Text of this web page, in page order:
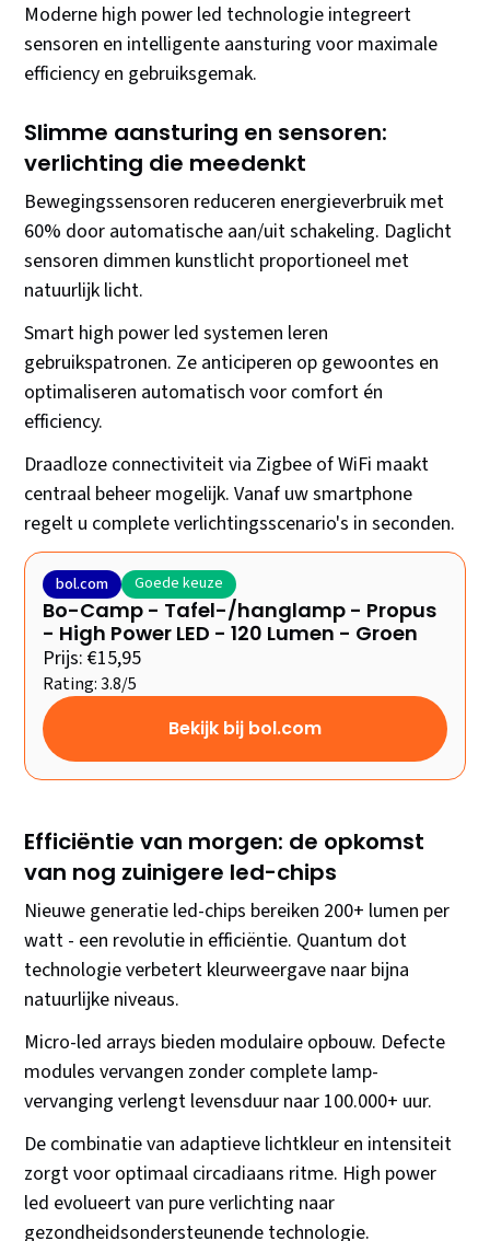
Moderne high power led technologie integreert
sensoren en intelligente aansturing voor maximale
efficiency en gebruiksgemak.
Slimme aansturing en sensoren:
verlichting die meedenkt
Bewegingssensoren reduceren energieverbruik met
60% door automatische aan/uit schakeling. Daglicht
sensoren dimmen kunstlicht proportioneel met
natuurlijk licht.
Smart high power led systemen leren
gebruikspatronen. Ze anticiperen op gewoontes en
optimaliseren automatisch voor comfort én
efficiency.
Draadloze connectiviteit via Zigbee of WiFi maakt
centraal beheer mogelijk. Vanaf uw smartphone
regelt u complete verlichtingsscenario's in seconden.
bol.com Goede keuze
Bo-Camp - Tafel-/hanglamp - Propus
- High Power LED - 120 Lumen - Groen
Prijs: €15,95
Rating: 3.8/5
Bekijk bij bol.com
Efficiëntie van morgen: de opkomst
van nog zuinigere led-chips
Nieuwe generatie led-chips bereiken 200+ lumen per
watt - een revolutie in efficiëntie. Quantum dot
technologie verbetert kleurweergave naar bijna
natuurlijke niveaus.
Micro-led arrays bieden modulaire opbouw. Defecte
modules vervangen zonder complete lamp-
vervanging verlengt levensduur naar 100.000+ uur.
De combinatie van adaptieve lichtkleur en intensiteit
zorgt voor optimaal circadiaans ritme. High power
led evolueert van pure verlichting naar
gezondheidsondersteunende technologie.